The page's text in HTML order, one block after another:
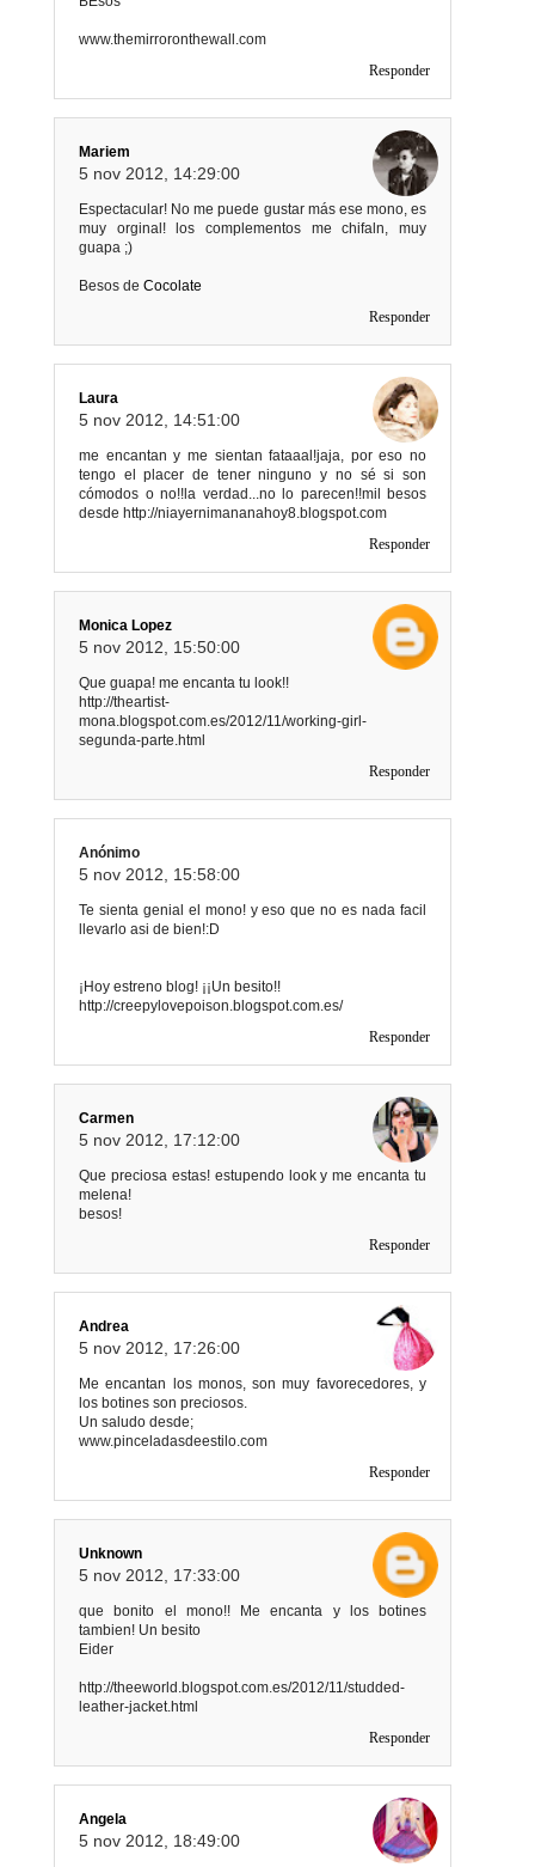
www.themirroronthewall.com
Responder
Mariem
5 nov 2012, 14:29:00
Espectacular! No me puede gustar más ese mono, es
muy orginal! los complementos me chifaln, muy
guapa ;)
Besos de Cocolate
Responder
Laura
5 nov 2012, 14:51:00
me encantan y me sientan fataaal!jaja, por eso no
tengo el placer de tener ninguno y no sé si son
cómodos o no!!la verdad...no lo parecen!!mil besos
desde http://niayernimananahoy8.blogspot.com
Responder
Monica Lopez
5 nov 2012, 15:50:00
Que guapa! me encanta tu look!!
http://theartist-
mona.blogspot.com.es/2012/11/working-girl-
segunda-parte.html
Responder
Anónimo
5 nov 2012, 15:58:00
Te sienta genial el mono! y eso que no es nada facil
llevarlo asi de bien!:D
¡Hoy estreno blog! ¡¡Un besito!!
http://creepylovepoison.blogspot.com.es/
Responder
Carmen
5 nov 2012, 17:12:00
Que preciosa estas! estupendo look y me encanta tu
melena!
besos!
Responder
Andrea
5 nov 2012, 17:26:00
Me encantan los monos, son muy favorecedores, y
los botines son preciosos.
Un saludo desde;
www.pinceladasdeestilo.com
Responder
Unknown
5 nov 2012, 17:33:00
que bonito el mono!! Me encanta y los botines
tambien! Un besito
Eider
http://theeworld.blogspot.com.es/2012/11/studded-
leather-jacket.html
Responder
Angela
5 nov 2012, 18:49:00